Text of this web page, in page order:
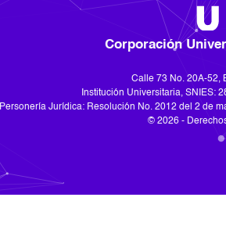
Corporación
Calle 73 No. 20A-52,
Institución Universitaria, SNIES:
Personería Jurídica: Resolución No. 2012 del 2 de
© 2026 -